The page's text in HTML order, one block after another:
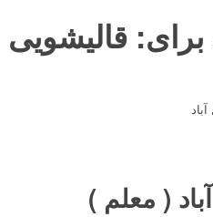
قالیشویی
( معلم )